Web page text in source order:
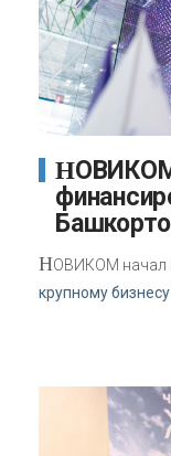
НОВИКОМ предоставит
НОВИКОМ начал
крупному бизнесу